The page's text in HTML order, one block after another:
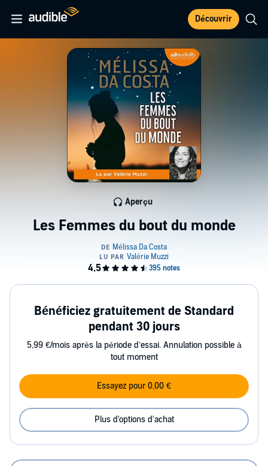
Découvrir
Les Femmes du bout du monde
Aperçu
Bénéficiez gratuitement de Standard
pendant 30 jours
5,99 €/mois après la période d’essai. Annulation possible à
tout moment
Essayez pour 0,00 €
Plus d'options d'achat